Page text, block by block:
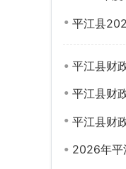
平江县
平江县财
平江县财
平江县财
2026年平